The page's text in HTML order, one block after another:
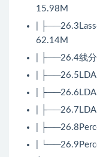
15.98M
|
62.14M
| ├──26.4线
|
|
|
|
|